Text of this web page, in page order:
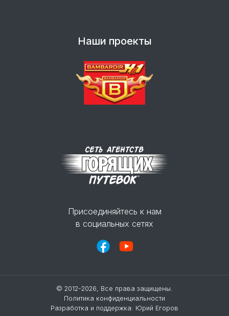
Наши проекты
Присоединяйтесь к нам
в социальных сетях
© 2012-2026, Все права защищены.
Политика конфиденциальности
Разработка и поддержка: Юрий Егоров